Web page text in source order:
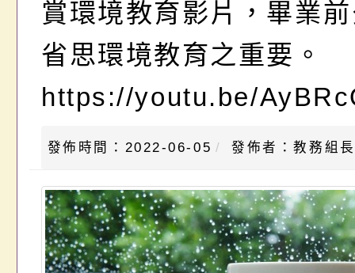
賞環境教育影片，畢業
省思環境教育之重要。
https://youtu.be/
發佈時間：2022-06-05 發佈者：教務組長